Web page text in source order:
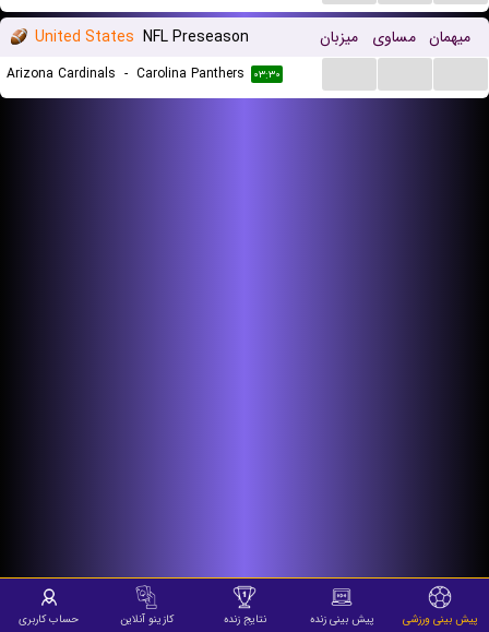
United States NFL Preseason میزبان مساوی میهمان
Arizona Cardinals - Carolina Panthers ۰۳:۳۰
پیش بینی ورزشی پیش بینی زنده نتایج زنده کازینو آنلاین حساب کاربری